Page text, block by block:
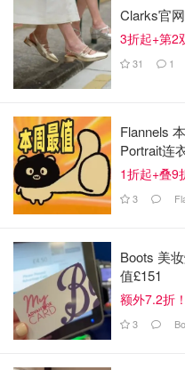
Clarks官
3折起+第2
31 1
Flannels
Portrait连
1折起+叠9
3
Boots 美
值£151
额外7.2折
3